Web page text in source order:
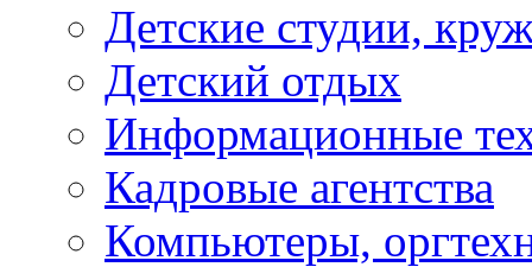
Детские студии,
Детский отдых
Информационные
Кадровые агентства
Компьютеры,